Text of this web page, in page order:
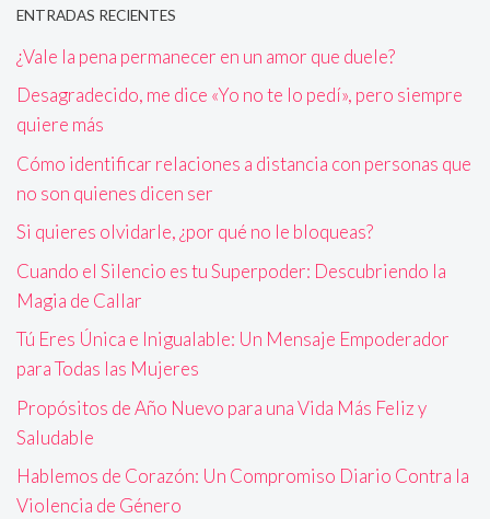
ENTRADAS RECIENTES
¿Vale la pena permanecer en un amor que duele?
Desagradecido, me dice «Yo no te lo pedí», pero siempre
quiere más
Cómo identificar relaciones a distancia con personas que
no son quienes dicen ser
Si quieres olvidarle, ¿por qué no le bloqueas?
Cuando el Silencio es tu Superpoder: Descubriendo la
Magia de Callar
Tú Eres Única e Inigualable: Un Mensaje Empoderador
para Todas las Mujeres
Propósitos de Año Nuevo para una Vida Más Feliz y
Saludable
Hablemos de Corazón: Un Compromiso Diario Contra la
Violencia de Género